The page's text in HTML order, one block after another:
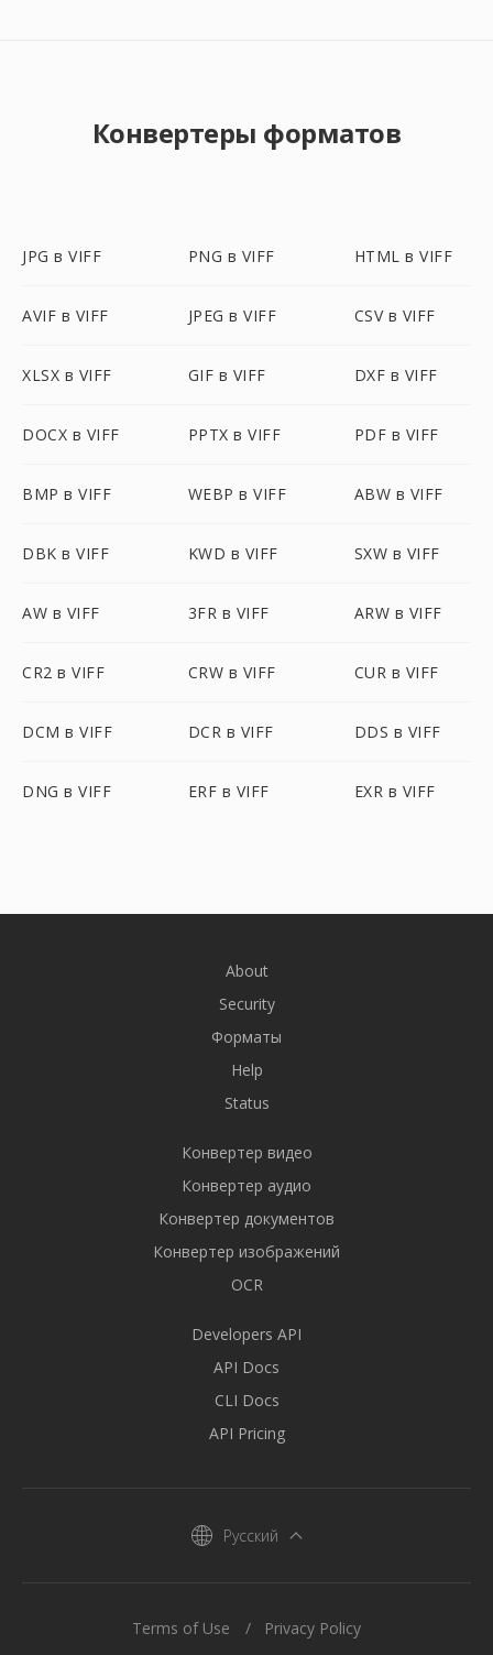
Конвертеры форматов
JPG в VIFF PNG в VIFF HTML в VIFF
AVIF в VIFF JPEG в VIFF CSV в VIFF
XLSX в VIFF GIF в VIFF DXF в VIFF
DOCX в VIFF PPTX в VIFF PDF в VIFF
BMP в VIFF WEBP в VIFF ABW в VIFF
DBK в VIFF KWD в VIFF SXW в VIFF
AW в VIFF 3FR в VIFF ARW в VIFF
CR2 в VIFF CRW в VIFF CUR в VIFF
DCM в VIFF DCR в VIFF DDS в VIFF
DNG в VIFF ERF в VIFF EXR в VIFF
About
Security
Форматы
Help
Status
Конвертер видео
Конвертер аудио
Конвертер документов
Конвертер изображений
OCR
Developers API
API Docs
CLI Docs
API Pricing
Русский
Terms of Use Privacy Policy